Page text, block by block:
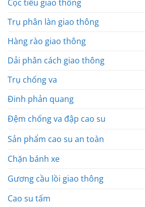
Cọc tiêu giao thông
Trụ phân làn giao thông
Hàng rào giao thông
Dải phân cách giao thông
Trụ chống va
Đinh phản quang
Đệm chống va đập cao su
Sản phẩm cao su an toàn
Chặn bánh xe
Gương cầu lồi giao thông
Cao su tấm